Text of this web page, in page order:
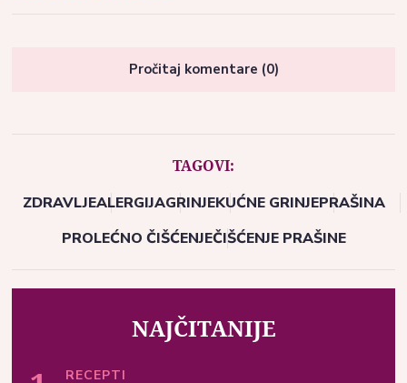
Pročitaj komentare (0)
TAGOVI:
ZDRAVLJEALERGIJAGRINJEKUĆNE GRINJEPRAŠINA
PROLEĆNO ČIŠĆENJEČIŠĆENJE PRAŠINE
NAJČITANIJE
RECEPTI